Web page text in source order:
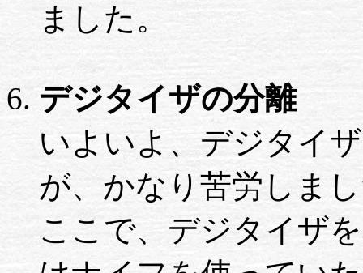
ました。
デジタイザの分離
いよいよ、デジタイ
が、かなり苦労しま
ここで、デジタイザ